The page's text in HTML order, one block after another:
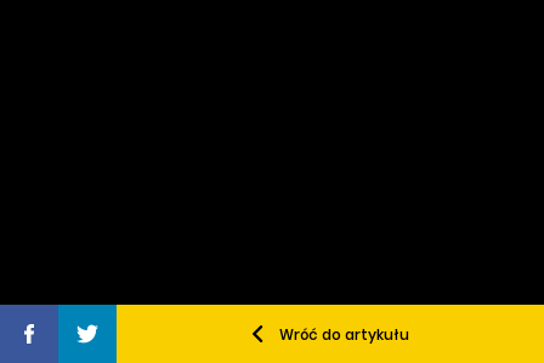
Wróć do artykułu